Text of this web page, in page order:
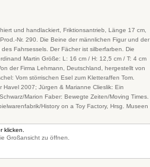
und handlackiert, Friktionsantrieb, Länge 17 cm,
Nr. 290. Die Beine der männlichen Figur und der
Fahrsessels. Der Fächer ist silberfarben. Die
Martin Größe: L: 16 cm / H: 12,5 cm / T: 4 cm
der Firma Lehmann, Deutschland, hergestellt von
Vom störrischen Esel zum Kletteraffen Tom.
2007; Jürgen & Marianne Clieslik: Ein
Marion Faber: Bewegte Zeiten/Moving Times.
History on a Toy Factory, Hrsg. Museen
klicken.
Großansicht zu öffnen.